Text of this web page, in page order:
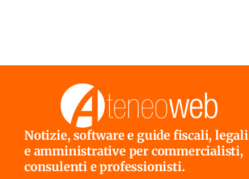
Notizie, software e guide fiscali, legali
e amministrative per commercialisti,
consulenti e professionisti.